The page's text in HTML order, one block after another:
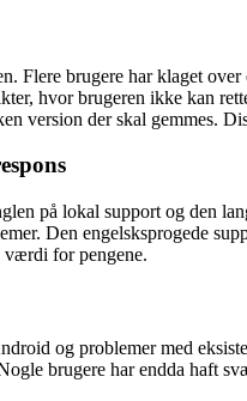
Flere brugere har klaget
hvor brugeren ikke kan
version der skal gemmes.
på lokal support og den
Den engelsksprogede
værdi for pengene.
og problemer med
brugere har endda haft